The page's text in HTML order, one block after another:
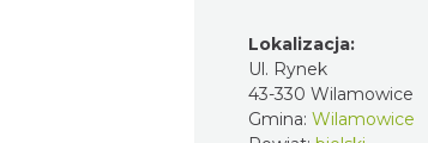
Lokalizacja:
Ul. Rynek
43-330 Wilamowice
Gmina: Wilamowice